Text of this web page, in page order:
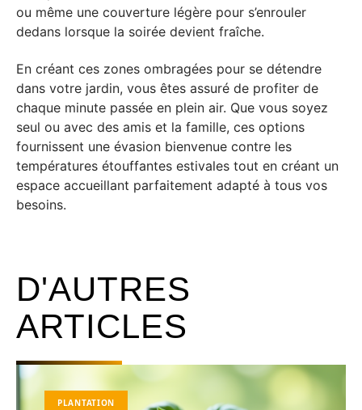
ou même une couverture légère pour s’enrouler
dedans lorsque la soirée devient fraîche.
En créant ces zones ombragées pour se détendre
dans votre jardin, vous êtes assuré de profiter de
chaque minute passée en plein air. Que vous soyez
seul ou avec des amis et la famille, ces options
fournissent une évasion bienvenue contre les
températures étouffantes estivales tout en créant un
espace accueillant parfaitement adapté à tous vos
besoins.
D'AUTRES
ARTICLES
PLANTATION